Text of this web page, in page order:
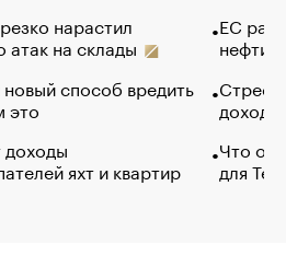
нарастил
атак на склады
способ вредить
это
доходы
яхт и квартир
ЕС
нефти
Что
для